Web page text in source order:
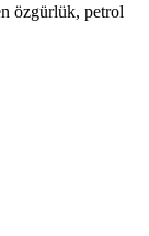
özgürlük, petrol